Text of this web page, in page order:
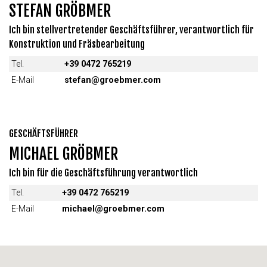
STEFAN GRÖBMER
Ich bin stellvertretender Geschäftsführer, verantwortlich für
Konstruktion und Fräsbearbeitung
Tel.
+39 0472 765219
E-Mail
stefan@groebmer.com
GESCHÄFTSFÜHRER
MICHAEL GRÖBMER
Ich bin für die Geschäftsführung verantwortlich
Tel.
+39 0472 765219
E-Mail
michael@groebmer.com